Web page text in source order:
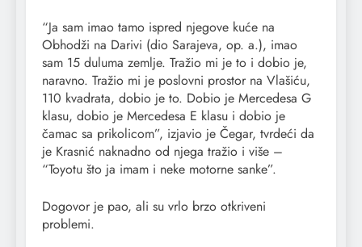
“Ja sam imao tamo ispred njegove kuće na
Obhodži na Darivi (dio Sarajeva, op. a.), imao
sam 15 duluma zemlje. Tražio mi je to i dobio je,
naravno. Tražio mi je poslovni prostor na Vlašiću,
110 kvadrata, dobio je to. Dobio je Mercedesa G
klasu, dobio je Mercedesa E klasu i dobio je
čamac sa prikolicom”, izjavio je Čegar, tvrdeći da
je Krasnić naknadno od njega tražio i više –
“Toyotu što ja imam i neke motorne sanke”.
Dogovor je pao, ali su vrlo brzo otkriveni
problemi.